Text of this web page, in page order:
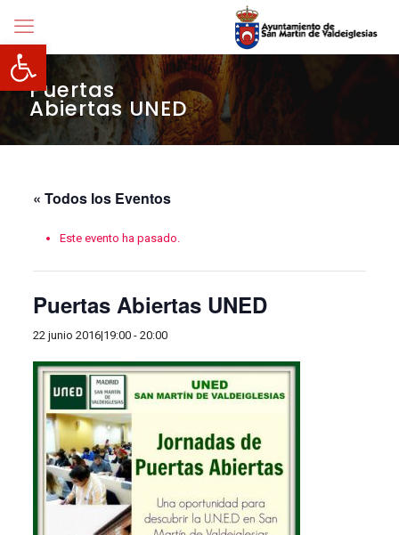
Abrir barra de herramientas
Puertas
Abiertas UNED
« Todos los Eventos
Este evento ha pasado.
Puertas Abiertas UNED
22 junio 2016|19:00- 20:00